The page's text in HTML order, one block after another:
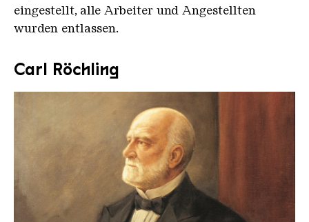
eingestellt, alle Arbeiter und Angestellten
wurden entlassen.
Carl Röchling